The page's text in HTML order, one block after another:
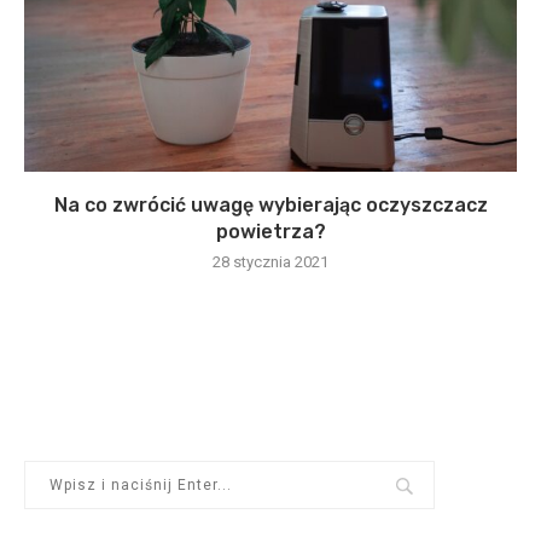
Na co zwrócić uwagę wybierając oczyszczacz
powietrza?
28 stycznia 2021